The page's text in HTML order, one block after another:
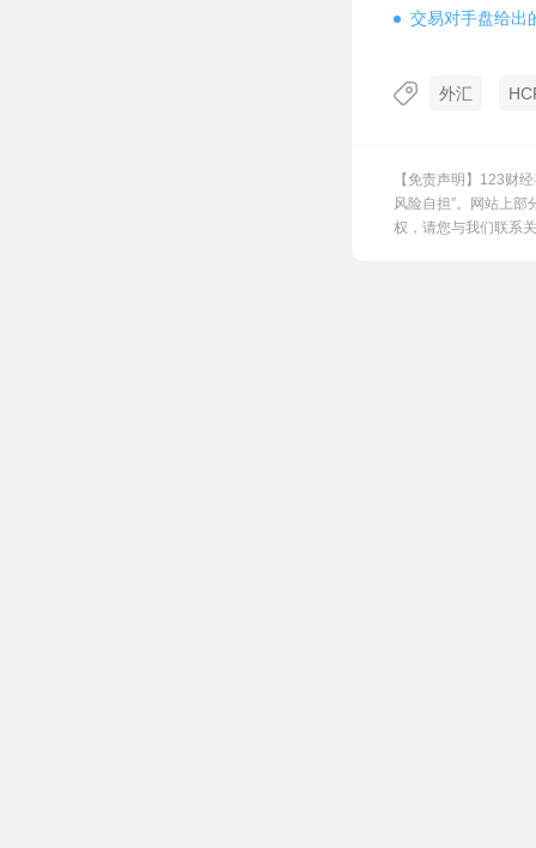
交易对手盘给出
外汇
【免责声明】123财
风险自担”。网站上
权，请您与我们联系